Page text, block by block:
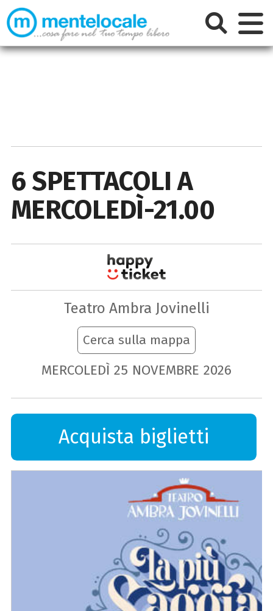
6 SPETTACOLI A
MERCOLEDÌ-21.00
Teatro Ambra Jovinelli
Cerca sulla mappa
MERCOLEDÌ 25 NOVEMBRE 2026
Acquista biglietti